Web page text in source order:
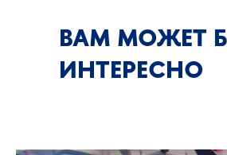
ВАМ МОЖЕТ
ИНТЕРЕСНО